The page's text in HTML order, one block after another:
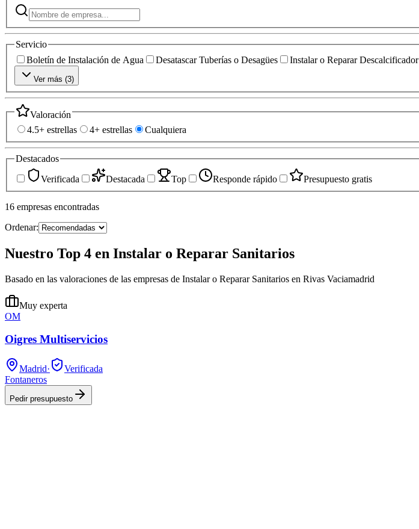
Servicio
Boletín de Instalación de Agua
Desatascar Tuberías o Desagües Instalar o Reparar Descalcificador
Ver más (3)
Valoración
4.5+ estrellas
4+ estrellas Cualquiera
Destacados
Verificada
Destacada Top Responde rápido Presupuesto gratis
16 empresas encontradas
Ordenar:
Nuestro Top 4 en Instalar o Reparar Sanitarios
Basado en las valoraciones de las empresas de Instalar o Reparar Sanitarios en Rivas Vaciamadrid
Muy experta
OM
Oigres Multiservicios
Madrid·
Verificada
Fontaneros
Pedir presupuesto